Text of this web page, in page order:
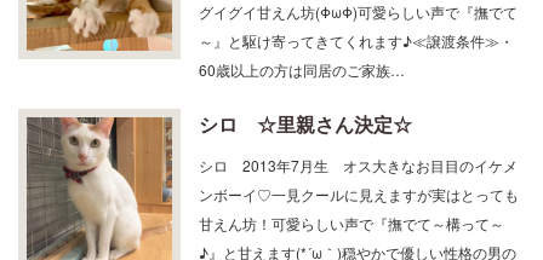
グイグイ甘えん坊(ΦωΦ)可愛らしい声で『撫でて
～』と駆け寄ってきてくれます♪≪譲渡条件≫・
60歳以上の方は同居のご家族…
シロ ☆里親さん決定☆
シロ 2013年7月生 オス大きなお目目のイケメ
ンボーイ♡一見クールに見えますが実はとっても
甘えん坊！可愛らしい声で『撫でて～構って～
♪』と甘えます(*´ω｀)穏やかで優しい性格の男の